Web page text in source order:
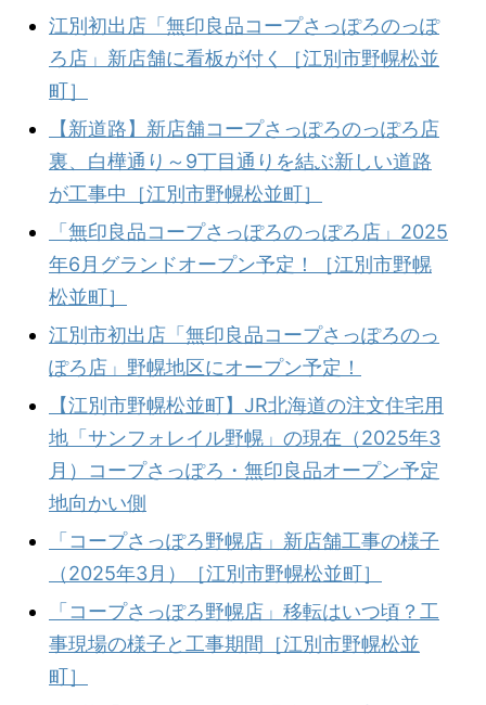
江別初出店「無印良品コープさっぽろのっぽ
ろ店」新店舗に看板が付く［江別市野幌松並
町］
【新道路】新店舗コープさっぽろのっぽろ店
裏、白樺通り～9丁目通りを結ぶ新しい道路
が工事中［江別市野幌松並町］
「無印良品コープさっぽろのっぽろ店」2025
年6月グランドオープン予定！［江別市野幌
松並町］
江別市初出店「無印良品コープさっぽろのっ
ぽろ店」野幌地区にオープン予定！
【江別市野幌松並町】JR北海道の注文住宅用
地「サンフォレイル野幌」の現在（2025年3
月）コープさっぽろ・無印良品オープン予定
地向かい側
「コープさっぽろ野幌店」新店舗工事の様子
（2025年3月）［江別市野幌松並町］
「コープさっぽろ野幌店」移転はいつ頃？工
事現場の様子と工事期間［江別市野幌松並
町］